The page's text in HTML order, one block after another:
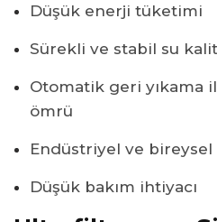
Düşük enerji tüketimi
Sürekli ve stabil su
Otomatik geri yıkama
ömrü
Endüstriyel ve bireysel
Düşük bakım ihtiyacı